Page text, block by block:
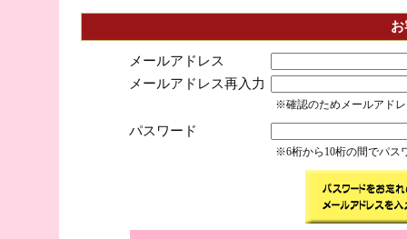
メールアドレス
メールアドレス再入力
※確認のためメールアド
パスワード
※6桁から10桁の間でパス